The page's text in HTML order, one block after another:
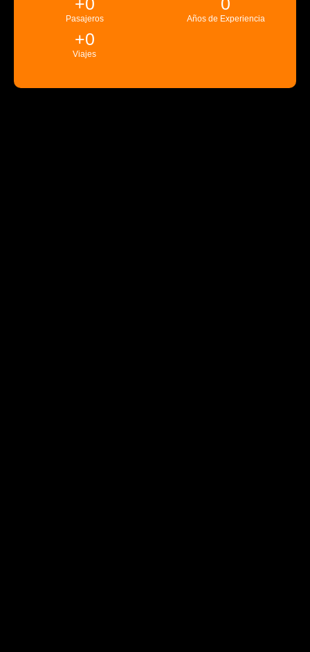
Pasajeros Años de Experiencia
Viajes
+0